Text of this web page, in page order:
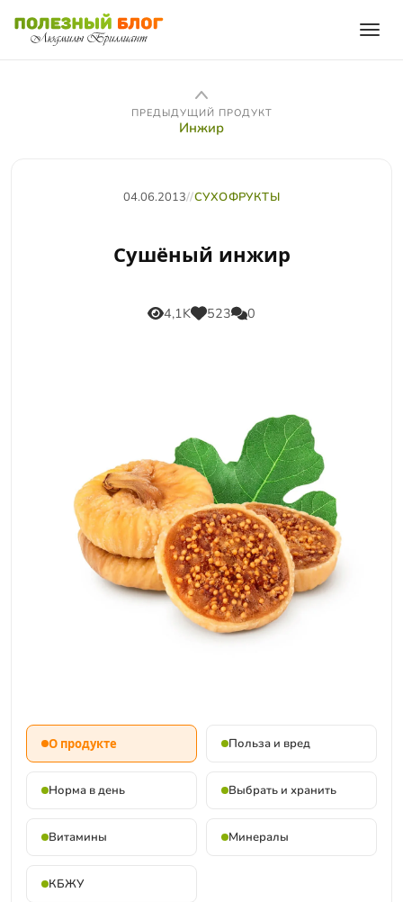
ПРЕДЫДУЩИЙ ПРОДУКТ
Инжир
04.06.2013//СУХОФРУКТЫ
Сушёный инжир
4,1K 523 0
О продукте Польза и вред
Норма в день Выбрать и хранить
Витамины Минералы
КБЖУ